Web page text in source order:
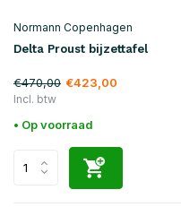
Normann Copenhagen
Delta Proust bijzettafel
€470,00 €423,00
Incl. btw
• Op voorraad